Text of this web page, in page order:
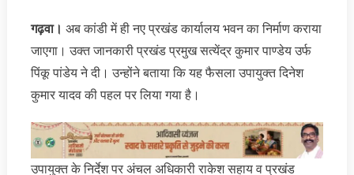
गढ़वा। अब कांडी में ही नए प्रखंड कार्यालय भवन का निर्माण कराया
जाएगा। उक्‍त जानकारी प्रखंड प्रमुख सत्येंद्र कुमार पाण्डेय उर्फ
पिंकू पांडेय ने दी। उन्होंने बताया कि यह फैसला उपायुक्त दिनेश
कुमार यादव की पहल पर लिया गया है।
उपायुक्त के निर्देश पर अंचल अधिकारी राकेश सहाय व प्रखंड